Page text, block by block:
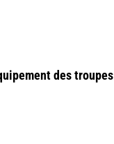
des troupes